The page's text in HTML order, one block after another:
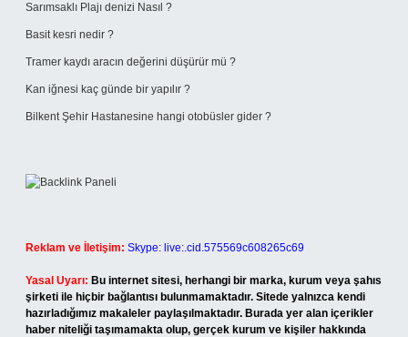
Sarımsaklı Plajı denizi Nasıl ?
Basit kesri nedir ?
Tramer kaydı aracın değerini düşürür mü ?
Kan iğnesi kaç günde bir yapılır ?
Bilkent Şehir Hastanesine hangi otobüsler gider ?
Reklam ve İletişim: Skype: live:.cid.575569c608265c69
Yasal Uyarı: Bu internet sitesi, herhangi bir marka, kurum veya şahıs
şirketi ile hiçbir bağlantısı bulunmamaktadır. Sitede yalnızca kendi
hazırladığımız makaleler paylaşılmaktadır. Burada yer alan içerikler
haber niteliği taşımamakta olup, gerçek kurum ve kişiler hakkında